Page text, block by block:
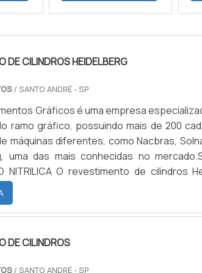
DE CILINDROS HEIDELBERG
/ SANTO ANDRÉ - SP
Gráficos é uma empresa
ramo gráfico, possuindo mais de 200
máquinas diferentes, como Nacbras,
uma das mais conhecidas no
NITRILICA O revestimento de cilindros
é feito com nitrílica, podendo variar
As características do elastômero
Opera sobre a temperatura mínima
Resistência ao rasgamento;
Resiliência e permeabilidade dos gases;
DE CILINDROS
/ SANTO ANDRÉ - SP